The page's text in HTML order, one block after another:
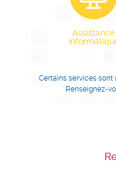
Assistance
Certains services
Renseignez-